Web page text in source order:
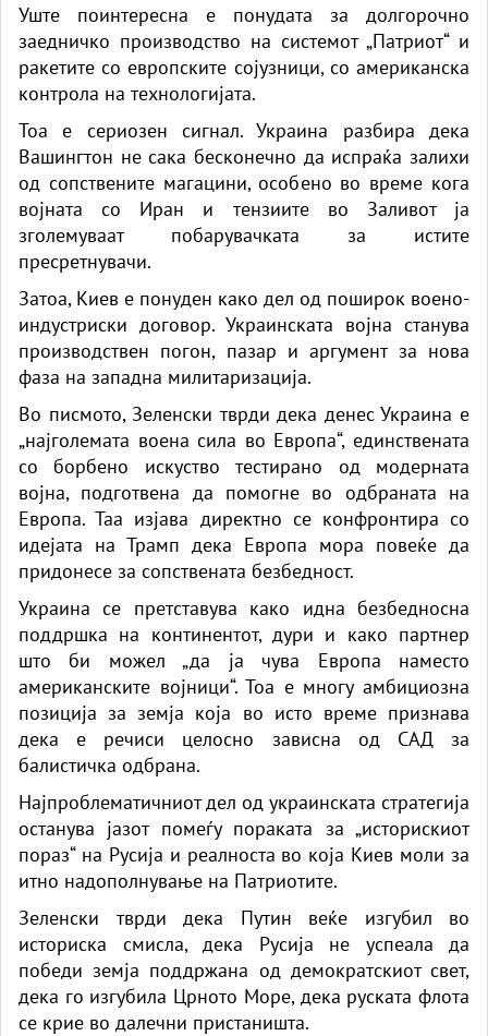
Уште поинтересна е понудата за долгорочно
заедничко производство на системот „Патриот“ и
ракетите со европските сојузници, со американска
контрола на технологијата.
Тоа е сериозен сигнал. Украина разбира дека
Вашингтон не сака бесконечно да испраќа залихи
од сопствените магацини, особено во време кога
војната со Иран и тензиите во Заливот ја
зголемуваат побарувачката за истите
пресретнувачи.
Затоа, Киев е понуден како дел од поширок воено-
индустриски договор. Украинската војна станува
производствен погон, пазар и аргумент за нова
фаза на западна милитаризација.
Во писмото, Зеленски тврди дека денес Украина е
„најголемата воена сила во Европа“, единствената
со борбено искуство тестирано од модерната
војна, подготвена да помогне во одбраната на
Европа. Таа изјава директно се конфронтира со
идејата на Трамп дека Европа мора повеќе да
придонесе за сопствената безбедност.
Украина се претставува како идна безбедносна
поддршка на континентот, дури и како партнер
што би можел „да ја чува Европа наместо
американските војници“. Тоа е многу амбициозна
позиција за земја која во исто време признава
дека е речиси целосно зависна од САД за
балистичка одбрана.
Најпроблематичниот дел од украинската стратегија
останува јазот помеѓу пораката за „историскиот
пораз“ на Русија и реалноста во која Киев моли за
итно надополнување на Патриотите.
Зеленски тврди дека Путин веќе изгубил во
историска смисла, дека Русија не успеала да
победи земја поддржана од демократскиот свет,
дека го изгубила Црното Море, дека руската флота
се крие во далечни пристаништа.